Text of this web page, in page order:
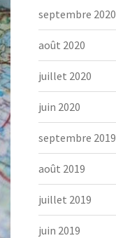
septembre 2020
août 2020
juillet 2020
juin 2020
septembre 2019
août 2019
juillet 2019
juin 2019